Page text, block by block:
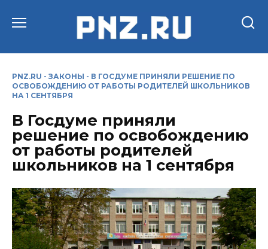
PNZ.RU - ЗАКОНЫ - В ГОСДУМЕ ПРИНЯЛИ РЕШЕНИЕ ПО
ОСВОБОЖДЕНИЮ ОТ РАБОТЫ РОДИТЕЛЕЙ ШКОЛЬНИКОВ
НА 1 СЕНТЯБРЯ
В Госдуме приняли
решение по освобождению
от работы родителей
школьников на 1 сентября